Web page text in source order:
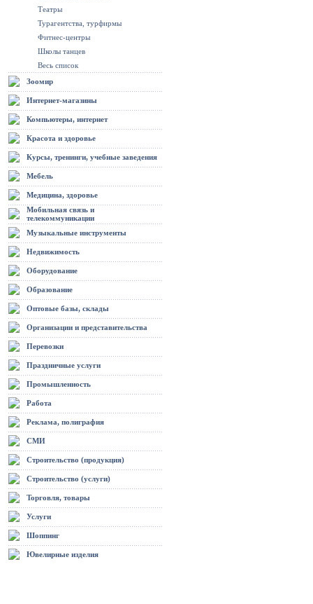
Театры
Турагентства, турфирмы
Фитнес-центры
Школы танцев
Весь список
Зоомир
Интернет-магазины
Компьютеры, интернет
Красота и здоровье
Курсы, тренинги, учебные заведения
Мебель
Медицина, здоровье
Мобильная связь и
телекоммуникации
Музыкальные инструменты
Недвижимость
Оборудование
Образование
Оптовые базы, склады
Организации и представительства
Перевозки
Праздничные услуги
Промышленность
Работа
Реклама, полиграфия
СМИ
Строительство (продукция)
Строительство (услуги)
Торговля, товары
Услуги
Шоппинг
Ювелирные изделия